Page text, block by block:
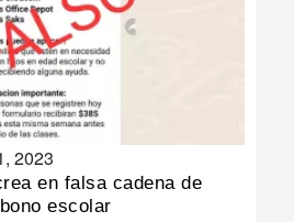
2023
en falsa cadena de
escolar